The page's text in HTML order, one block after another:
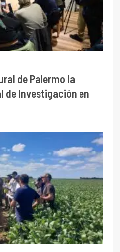
de Palermo la
de Investigación en